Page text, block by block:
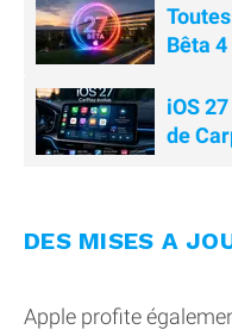
Bêta
iOS
de
DES MISES A
Apple profite